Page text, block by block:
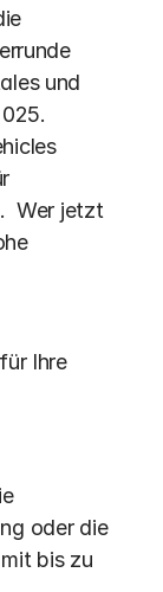
und
Wer jetzt
Ihre
oder die
bis zu